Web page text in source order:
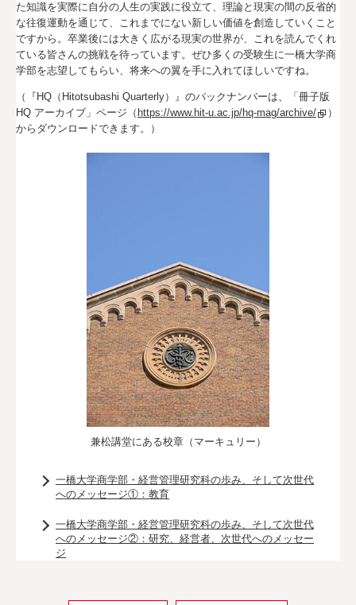
た知識を実際に自分の人生の実践に役立て、理論と現実の間の反省的
な往復運動を通じて、これまでにない新しい価値を創造していくこと
ですから。卒業後には大きく広がる現実の世界が、これを読んでくれ
ている皆さんの挑戦を待っています。ぜひ多くの受験生に一橋大学商
学部を志望してもらい、将来への翼を手に入れてほしいですね。
（『HQ（Hitotsubashi Quarterly）』のバックナンバーは、「冊子版
HQ アーカイブ」ページ（ https://www.hit-u.ac.jp/hq-mag/archive/
）
からダウンロードできます。）
兼松講堂にある校章（マーキュリー）
一橋大学商学部・経営管理研究科の歩み、そして次世代
へのメッセージ①：教育
一橋大学商学部・経営管理研究科の歩み、そして次世代
へのメッセージ②：研究、経営者、次世代へのメッセー
ジ